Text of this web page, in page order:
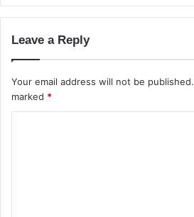
Leave a Reply
Your email address will not be published.
marked *